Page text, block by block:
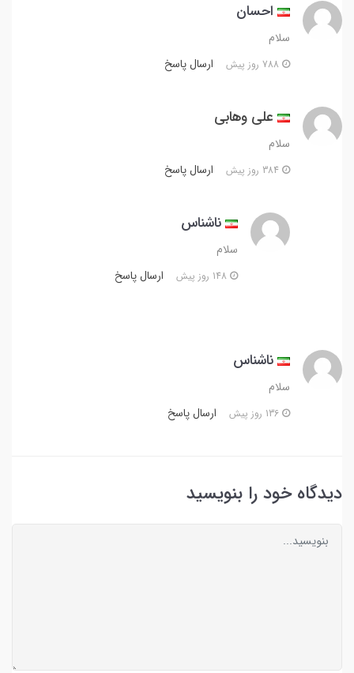
احسان
سلام
ارسال پاسخ
علی وهابی
سلام
ارسال پاسخ
ناشناس
سلام
ارسال پاسخ
ناشناس
سلام
ارسال پاسخ
دیدگاه خود را بنویسید